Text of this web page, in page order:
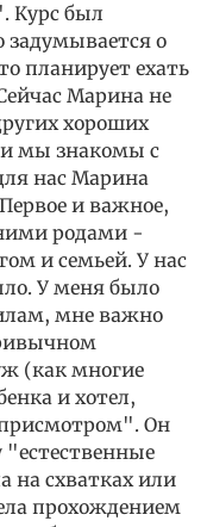
Курс был
задумывается о
планирует ехать
Марина не
хороших
и мы знакомы с
нас Марина
и важное,
родами -
и семьей. У нас
У меня было
мне важно
(как многие
и хотел,
Он
на схватках или
прохождением